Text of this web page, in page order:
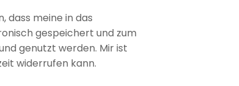
dass meine in das
gespeichert und zum
genutzt werden. Mir ist
widerrufen kann.